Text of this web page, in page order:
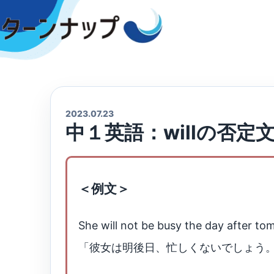
to
content
2023.07.23
中１英語：willの否定文
＜例文＞
She will not be busy the day after
「彼女は明後日、忙しくないでしょう。